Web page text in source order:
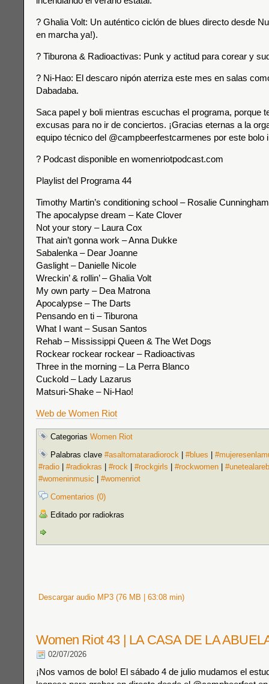
? Ghalia Volt: Un auténtico ciclón de blues directo desde
en marcha ya!).
? Tiburona & Radioactivas: Punk y actitud para corear y
? Ni-Hao: El descaro nipón aterriza este mes en salas
Dabadaba.
Saca papel y boli mientras escuchas el programa, porque
excusas para no ir de conciertos. ¡Gracias eternas a la
equipo técnico del @campbeerfestcarmenes por este bolo
? Podcast disponible en womenriotpodcast.com
Playlist del Programa 44
Timothy Martin’s conditioning school – Rosalie Cunningham
The apocalypse dream – Kate Clover
Not your story – Laura Cox
That ain’t gonna work – Anna Dukke
Sabalenka – Dear Joanne
Gaslight – Danielle Nicole
Wreckin’ & rollin’ – Ghalia Volt
My own party – Dea Matrona
Apocalypse – The Darts
Pensando en ti – Tiburona
What I want – Susan Santos
Rehab – Mississippi Queen & The Wet Dogs
Rockear rockear rockear – Radioactivas
Three in the morning – La Perra Blanco
Cuckold – Lady Lazarus
Matsuri-Shake – Ni-Hao!
Web de Women Riot
Categorias Women Riot
Palabras clave #asaltomataradiorock #blues
#radio
#radiokras #rock #rockgirls #rockwomen
#womeninmusic
#womenriot
Comentarios (0)
Editado por radiokras
Descargar audio MP3 (76 MB | 63:08 min)
Women Riot 43 | LA CASA DE LA
02/07/2026
¡Nos vamos de bolo! El sábado 4 de julio mudamos el